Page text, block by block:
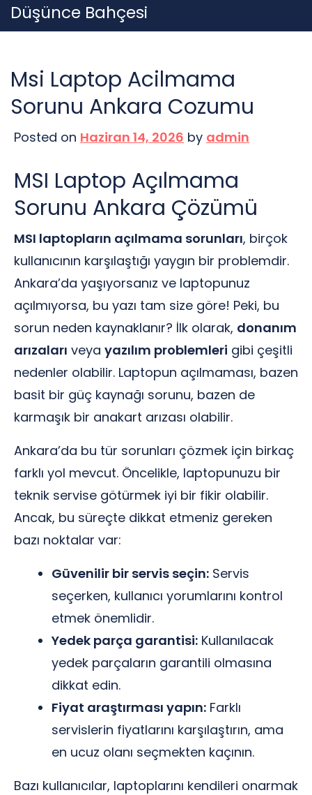
Skip
to
Düşünce Bahçesi
Msi Laptop Acilmama
Sorunu Ankara Cozumu
Posted on Haziran 14, 2026 by admin
MSI Laptop Açılmama
Sorunu Ankara Çözümü
MSI laptopların açılmama sorunları, birçok
kullanıcının karşılaştığı yaygın bir problemdir.
Ankara’da yaşıyorsanız ve laptopunuz
açılmıyorsa, bu yazı tam size göre! Peki, bu
sorun neden kaynaklanır? İlk olarak, donanım
arızaları veya yazılım problemleri gibi çeşitli
nedenler olabilir. Laptopun açılmaması, bazen
basit bir güç kaynağı sorunu, bazen de
karmaşık bir anakart arızası olabilir.
Ankara’da bu tür sorunları çözmek için birkaç
farklı yol mevcut. Öncelikle, laptopunuzu bir
teknik servise götürmek iyi bir fikir olabilir.
Ancak, bu süreçte dikkat etmeniz gereken
bazı noktalar var:
Güvenilir bir servis seçin: Servis
seçerken, kullanıcı yorumlarını kontrol
etmek önemlidir.
Yedek parça garantisi: Kullanılacak
yedek parçaların garantili olmasına
dikkat edin.
Fiyat araştırması yapın: Farklı
servislerin fiyatlarını karşılaştırın, ama
en ucuz olanı seçmekten kaçının.
Bazı kullanıcılar, laptoplarını kendileri onarmak